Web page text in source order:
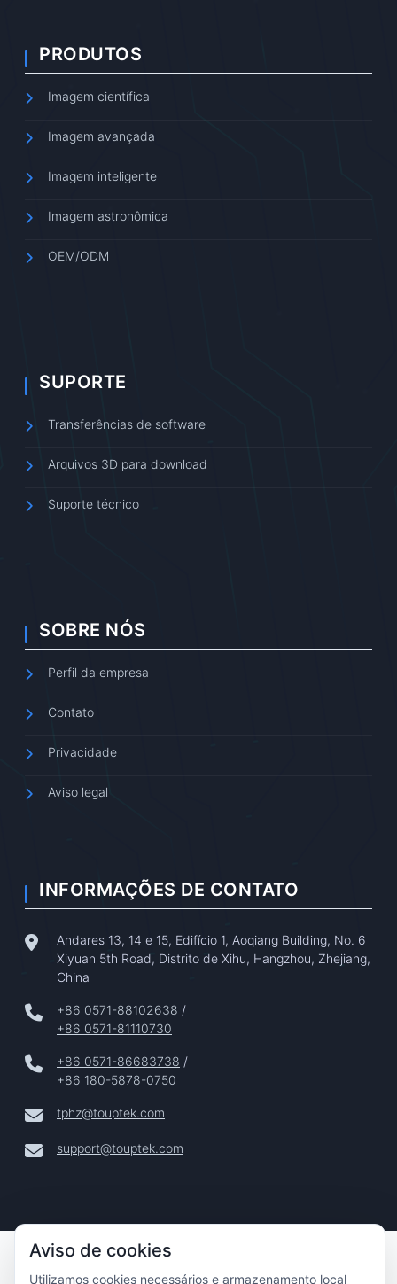
PRODUTOS
Imagem científica
Imagem avançada
Imagem inteligente
Imagem astronômica
OEM/ODM
SUPORTE
Transferências de software
Arquivos 3D para download
Suporte técnico
SOBRE NÓS
Perfil da empresa
Contato
Privacidade
Aviso legal
INFORMAÇÕES DE CONTATO
Andares 13, 14 e 15, Edifício 1, Aoqiang Building, No. 6
Xiyuan 5th Road, Distrito de Xihu, Hangzhou, Zhejiang,
China
+86 0571-88102638 /
+86 0571-81110730
+86 0571-86683738 /
+86 180-5878-0750
tphz@touptek.com
support@touptek.com
Copyright © 2024–2026 Hangzhou ToupTek Photonics Co.,
Ltd. Todos Os Direitos Reservados |
Aviso de cookies
Utilizamos cookies necessários e armazenamento local